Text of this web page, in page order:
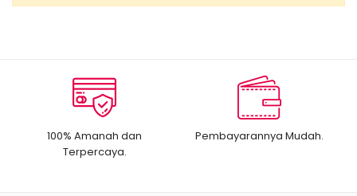
100% Amanah dan
Terpercaya.
Pembayarannya Mudah.